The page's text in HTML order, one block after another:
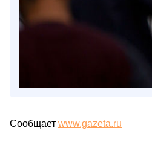
Сообщает www.gazeta.ru